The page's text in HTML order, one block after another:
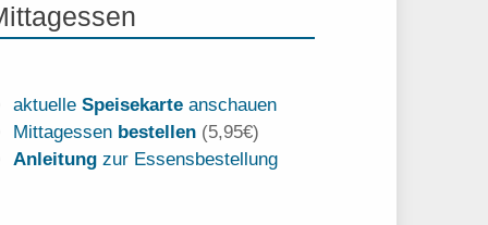
aktuelle Speisekarte anschauen
Mittagessen bestellen (5,95€)
Anleitung zur Essensbestellung